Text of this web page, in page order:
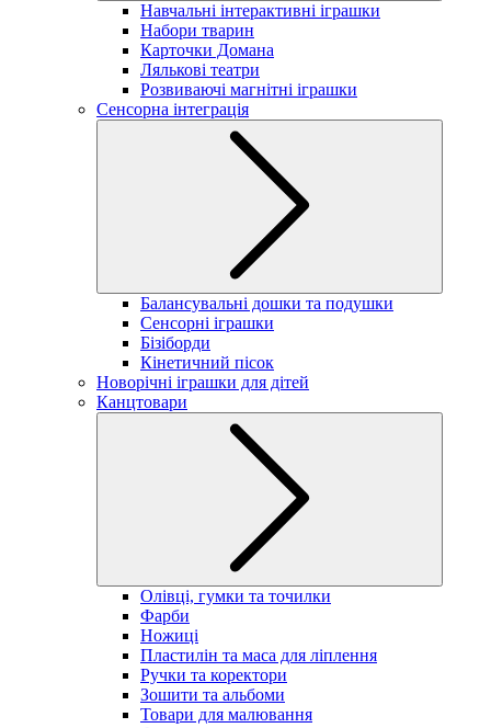
Навчальні інтерактивні іграшки
Набори тварин
Карточки Домана
Лялькові театри
Розвиваючі магнітні іграшки
Сенсорна інтеграція
Балансувальні дошки та подушки
Сенсорні іграшки
Бізіборди
Кінетичний пісок
Новорічні іграшки для дітей
Канцтовари
Олівці, гумки та точилки
Фарби
Ножиці
Пластилін та маса для ліплення
Ручки та коректори
Зошити та альбоми
Товари для малювання